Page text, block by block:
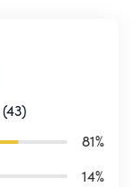
81%
14%